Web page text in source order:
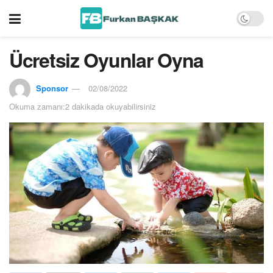
Ücretsiz Oyunlar Oyna
Sponsor
02/08/2022
Okuma zamanı:2 dakikada okuyabilirsiniz